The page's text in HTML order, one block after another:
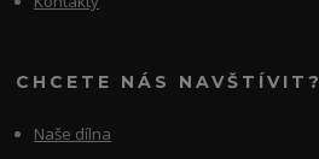
CHCETE NÁS NAVŠTÍVIT?
Naše dílna